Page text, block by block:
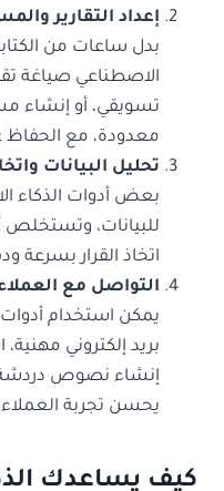
إعداد التقارير
بدل ساعات من
الاصطناعي صياغة
تسويقي، أو إنشاء
معدودة، مع الحفاظ
تحليل البيانات
بعض أدوات الذكاء
للبيانات، وتستخلص
اتخاذ القرار بسرعة
التواصل مع العملاء
بريد إلكتروني
إنشاء نصوص دردشة
يحسن تجربة العملاء
كيف يساعدك